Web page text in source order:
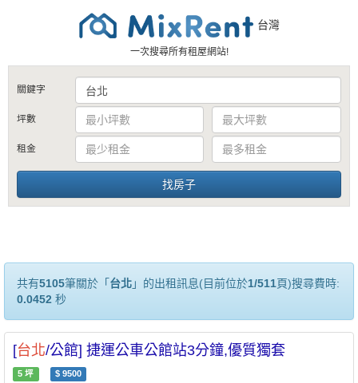
台灣
一次搜尋所有租屋網站!
關鍵字
坪數
租金
共有5105筆關於「 台北」的出租訊息(目前位於1/511頁)搜尋費時:
0.0452 秒
[台北/公館] 捷運公車公館站3分鐘,優質獨套
5 坪 $ 9500